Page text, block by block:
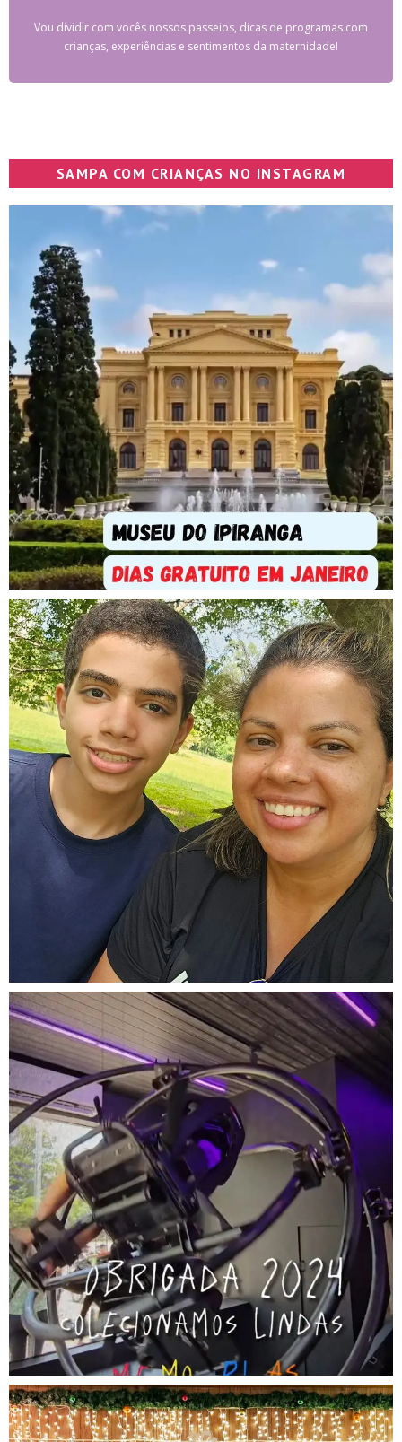
Vou dividir com vocês nossos passeios, dicas de programas com
crianças, experiências e sentimentos da maternidade!
SAMPA COM CRIANÇAS NO INSTAGRAM